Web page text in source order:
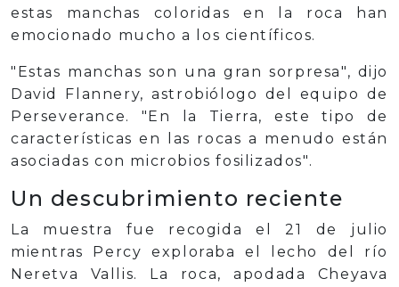
estas manchas coloridas en la roca han
emocionado mucho a los científicos.
"Estas manchas son una gran sorpresa", dijo
David Flannery, astrobiólogo del equipo de
Perseverance. "En la Tierra, este tipo de
características en las rocas a menudo están
asociadas con microbios fosilizados".
Un descubrimiento reciente
La muestra fue recogida el 21 de julio
mientras Percy exploraba el lecho del río
Neretva Vallis. La roca, apodada Cheyava